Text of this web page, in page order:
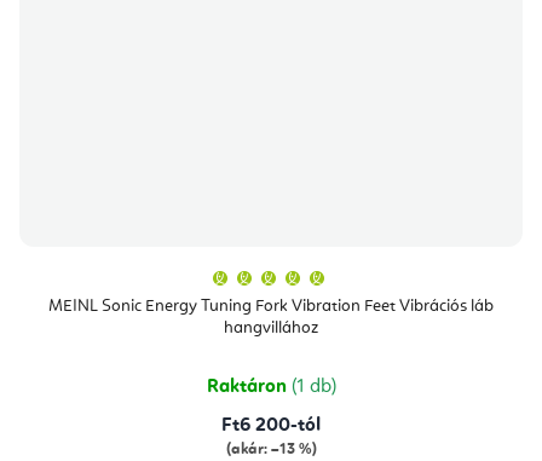
MEINL Sonic Energy Tuning Fork Vibration Feet Vibrációs láb
hangvillához
átlagos
értékelése
csillag.
Raktáron (1 db)
Ft6 200-tól
(akár: –13 %)